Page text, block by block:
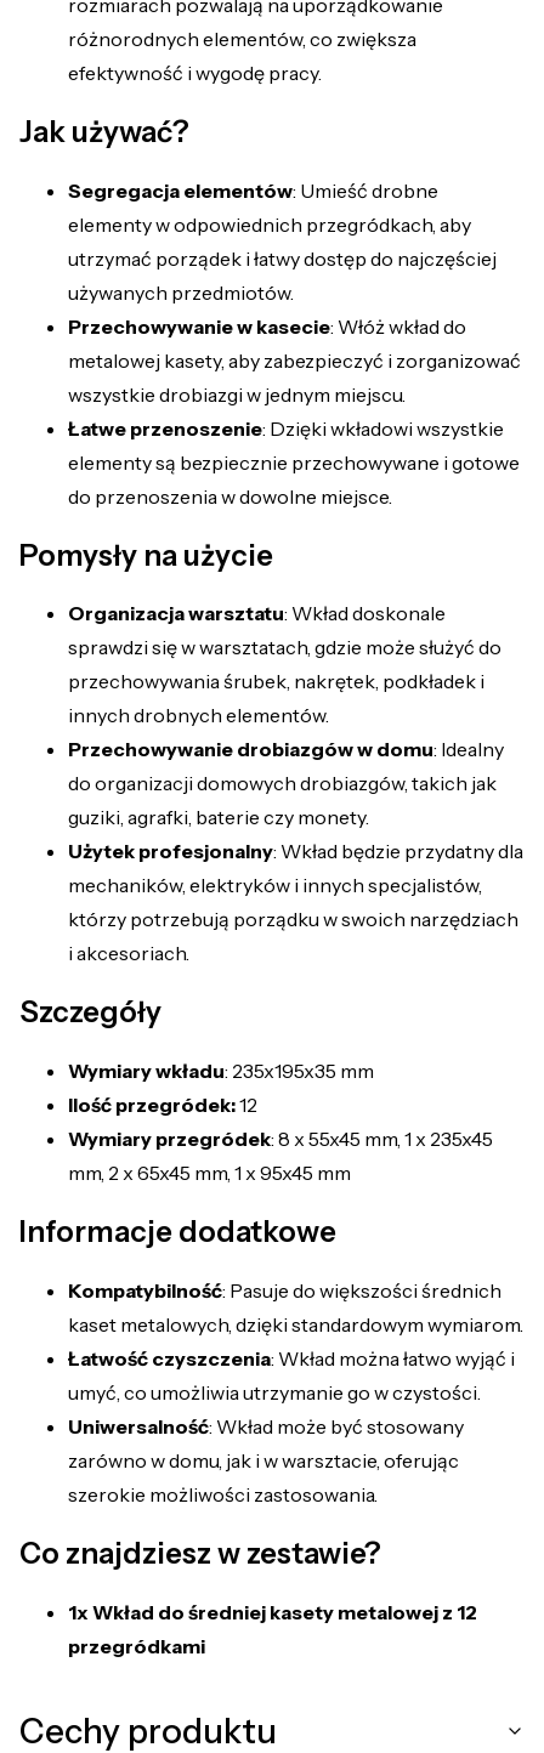
różnorodnych elementów, co zwiększa
efektywność i wygodę pracy.
Jak używać?
Segregacja elementów: Umieść drobne
elementy w odpowiednich przegródkach, aby
utrzymać porządek i łatwy dostęp do najczęściej
używanych przedmiotów.
Przechowywanie w kasecie: Włóż wkład do
metalowej kasety, aby zabezpieczyć i zorganizować
wszystkie drobiazgi w jednym miejscu.
Łatwe przenoszenie: Dzięki wkładowi wszystkie
elementy są bezpiecznie przechowywane i gotowe
do przenoszenia w dowolne miejsce.
Pomysły na użycie
Organizacja warsztatu: Wkład doskonale
sprawdzi się w warsztatach, gdzie może służyć do
przechowywania śrubek, nakrętek, podkładek i
innych drobnych elementów.
Przechowywanie drobiazgów w domu: Idealny
do organizacji domowych drobiazgów, takich jak
guziki, agrafki, baterie czy monety.
Użytek profesjonalny: Wkład będzie przydatny dla
mechaników, elektryków i innych specjalistów,
którzy potrzebują porządku w swoich narzędziach
i akcesoriach.
Szczegóły
Wymiary wkładu: 235x195x35 mm
Ilość przegródek:12
Wymiary przegródek: 8 x 55x45 mm, 1 x 235x45
mm, 2 x 65x45 mm, 1 x 95x45 mm
Informacje dodatkowe
Kompatybilność: Pasuje do większości średnich
kaset metalowych, dzięki standardowym wymiarom.
Łatwość czyszczenia: Wkład można łatwo wyjąć i
umyć, co umożliwia utrzymanie go w czystości.
Uniwersalność: Wkład może być stosowany
zarówno w domu, jak i w warsztacie, oferując
szerokie możliwości zastosowania.
Co znajdziesz w zestawie?
1x Wkład do średniej kasety metalowej z 12
przegródkami
Cechy produktu